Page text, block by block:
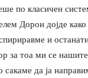
по класичен
Дорон дојде
и
за тоа ми се
да ја